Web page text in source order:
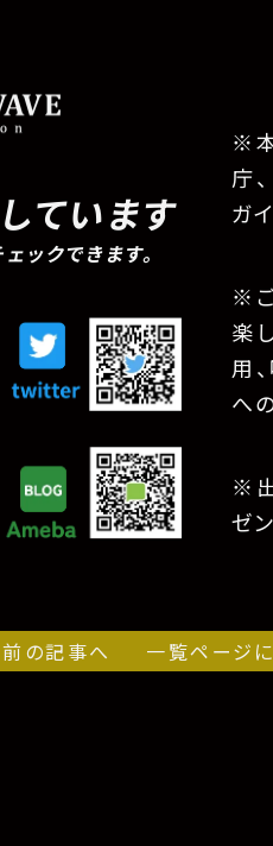
ています
ェックできます。
※
庁
ガ
※
楽
用
へ
※
ゼ
の記事へ 一覧ページ